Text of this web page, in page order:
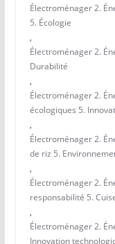
Électroménager 2.
5. Écologie
,
Électroménager 2.
Durabilité
,
Électroménager 2.
écologiques 5.
,
Électroménager 2.
de riz 5.
,
Électroménager 2.
responsabilité 5.
,
Électroménager 2.
Innovation